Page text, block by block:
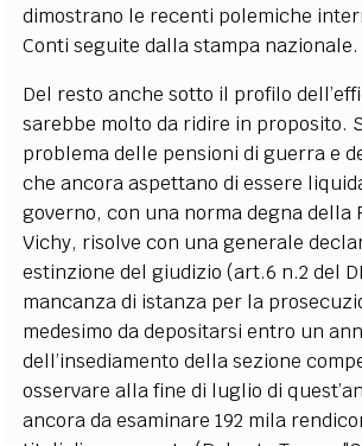
dimostrano le recenti polemiche
Conti seguite dalla stampa nazionale.
Del resto anche sotto il profilo
sarebbe molto da ridire in proposito.
problema delle pensioni di guerra e
che ancora aspettano di essere
governo, con una norma degna della
Vichy, risolve con una generale
estinzione del giudizio (art.6 n.2 del
mancanza di istanza per la
medesimo da depositarsi entro un
dell’insediamento della sezione
osservare alla fine di luglio di
ancora da esaminare 192 mila